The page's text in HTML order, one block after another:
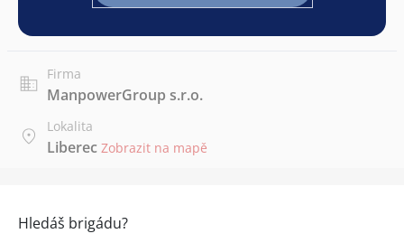
Firma
ManpowerGroup s.r.o.
Lokalita
Liberec Zobrazit na mapě
Hledáš brigádu?